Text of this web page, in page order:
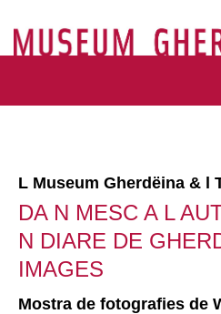
L Museum Gherdëina & l
DA N MESC A L
N DIARE DE
IMAGES
Mostra de fotografies de